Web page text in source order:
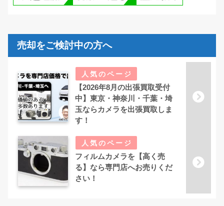
売却をご検討中の方へ
【2026年8月の出張買取受付
中】東京・神奈川・千葉・埼
玉ならカメラを出張買取しま
す！
フィルムカメラを【高く売
る】なら専門店へお売りくだ
さい！